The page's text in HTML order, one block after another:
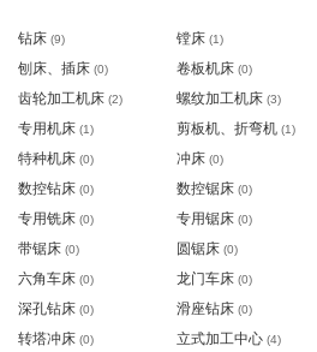
钻床 (9) 镗床 (1)
刨床、插床 (0) 卷板机床 (0)
齿轮加工机床 (2) 螺纹加工机床 (3)
专用机床 (1) 剪板机、折弯机 (1)
特种机床 (0) 冲床 (0)
数控钻床 (0) 数控锯床 (0)
专用铣床 (0) 专用锯床 (0)
带锯床 (0) 圆锯床 (0)
六角车床 (0) 龙门车床 (0)
深孔钻床 (0) 滑座钻床 (0)
转塔冲床 (0) 立式加工中心 (4)